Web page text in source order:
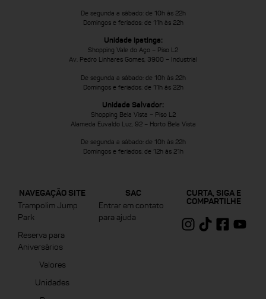
De segunda a sábado: de 10h às 22h
Domingos e feriados: de 11h às 22h
Unidade Ipatinga:
Shopping Vale do Aço – Piso L2
Av. Pedro Linhares Gomes, 3900 – Industrial
De segunda a sábado: de 10h às 22h
Domingos e feriados: de 11h às 22h
Unidade Salvador:
Shopping Bela Vista – Piso L2
Alameda Euvaldo Luz, 92 – Horto Bela Vista
De segunda a sábado: de 10h às 22h
Domingos e feriados: de 12h às 21h
NAVEGAÇÃO SITE
Trampolim Jump
Park
Reserva para
Aniversários
Valores
Unidades
SAC
Entrar em contato
para ajuda
CURTA, SIGA E
COMPARTILHE